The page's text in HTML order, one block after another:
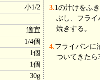
小1/2
適宜
1/4個
1個
1個
30g
3.1の汁けをふ
ぶし、フラ
焼きする。
4.フライパンに
ついてきたら